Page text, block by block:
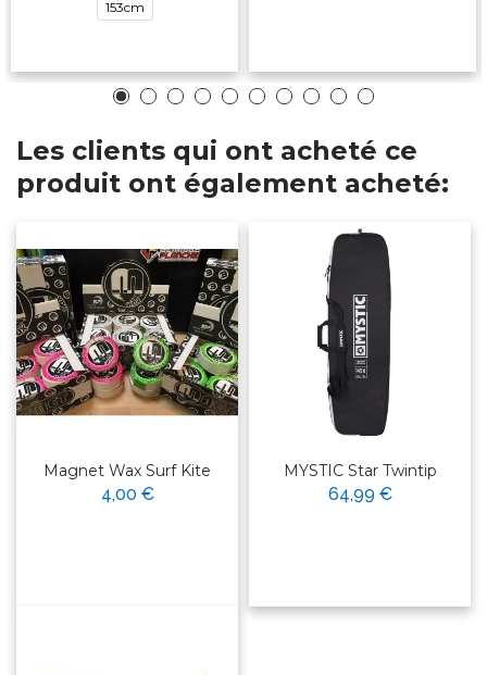
153cm
Les clients qui ont acheté ce
produit ont également acheté:
Magnet Wax Surf Kite
4,00 €
MYSTIC Star Twintip
64,99 €